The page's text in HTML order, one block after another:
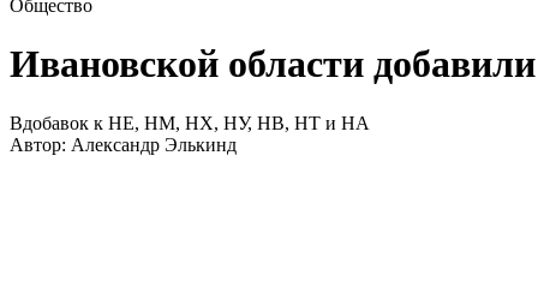
Общество
Ивановской области
Вдобавок к НЕ, НМ, НХ, НУ, НВ, НТ и НА
Автор: Александр Элькинд